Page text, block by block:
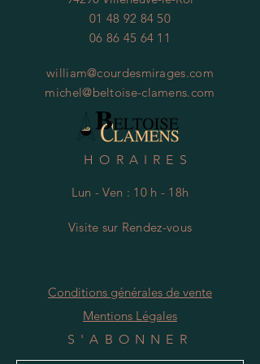
01 48 92 84 50
06 86 45 64 11
william@courdesmirages.com
michel@beltoise-clamens.com
HORAIRES
Lun - Ven : 10 h - 18h
Visite sur Rendez-vous
Conditions générales de vente
Mentions Légales
S'ABONNER